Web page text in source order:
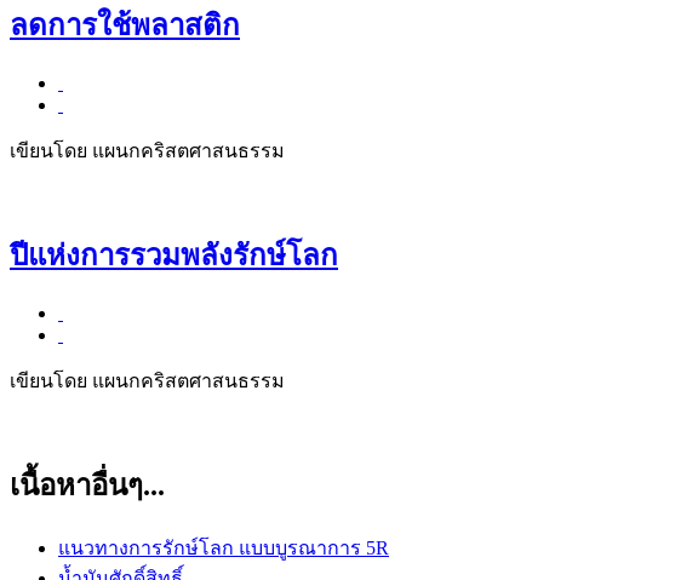
ลดการใช้พลาสติก
เขียนโดย แผนกคริสตศาสนธรรม
ปีแห่งการรวมพลังรักษ์โลก
เขียนโดย แผนกคริสตศาสนธรรม
เนื้อหาอื่นๆ...
แนวทางการรักษ์โลก แบบบูรณาการ 5R